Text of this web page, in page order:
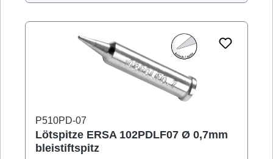
P510PD-07
Lötspitze ERSA 102PDLF07 Ø 0,7mm
bleistiftspitz